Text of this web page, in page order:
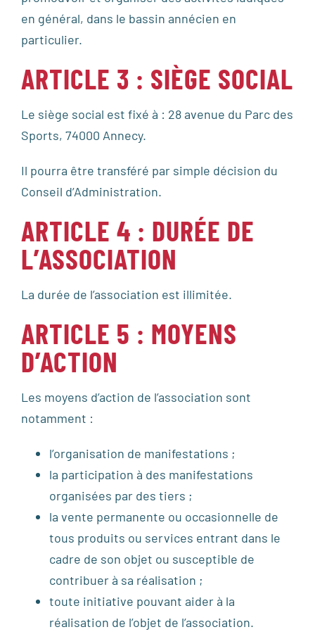
en général, dans le bassin annécien en
particulier.
ARTICLE 3 : SIÈGE SOCIAL
Le siège social est fixé à : 28 avenue du Parc des
Sports, 74000 Annecy.
Il pourra être transféré par simple décision du
Conseil d’Administration.
ARTICLE 4 : DURÉE DE
L’ASSOCIATION
La durée de l’association est illimitée.
ARTICLE 5 : MOYENS
D’ACTION
Les moyens d’action de l’association sont
notamment :
l’organisation de manifestations ;
la participation à des manifestations
organisées par des tiers ;
la vente permanente ou occasionnelle de
tous produits ou services entrant dans le
cadre de son objet ou susceptible de
contribuer à sa réalisation ;
toute initiative pouvant aider à la
réalisation de l’objet de l’association.